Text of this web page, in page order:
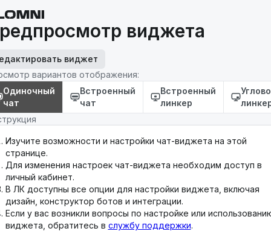
виджета
виджет
вариантов отображения:
Одиночный
чат
Встроенный
чат
Встроенный
линкер
Изучите возможности и настройки чат-виджета на этой
странице.
Для изменения настроек чат-виджета необходим доступ в
личный кабинет.
В ЛК доступны все опции для настройки виджета, включая
дизайн, конструктор ботов и интеграции.
Если у вас возникли вопросы по настройке или
виджета, обратитесь в службу поддержки.